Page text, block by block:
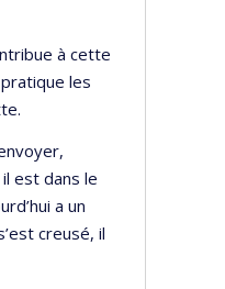
à cette
les
est dans le
a un
creusé, il